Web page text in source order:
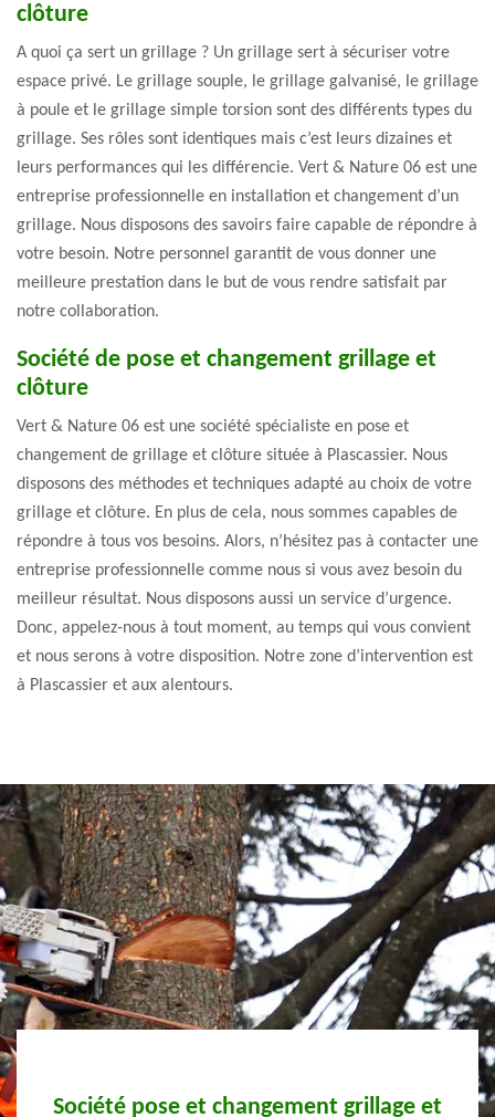
clôture
A quoi ça sert un grillage ? Un grillage sert à sécuriser votre
espace privé. Le grillage souple, le grillage galvanisé, le grillage
à poule et le grillage simple torsion sont des différents types du
grillage. Ses rôles sont identiques mais c’est leurs dizaines et
leurs performances qui les différencie. Vert & Nature 06 est une
entreprise professionnelle en installation et changement d’un
grillage. Nous disposons des savoirs faire capable de répondre à
votre besoin. Notre personnel garantit de vous donner une
meilleure prestation dans le but de vous rendre satisfait par
notre collaboration.
Société de pose et changement grillage et
clôture
Vert & Nature 06 est une société spécialiste en pose et
changement de grillage et clôture située à Plascassier. Nous
disposons des méthodes et techniques adapté au choix de votre
grillage et clôture. En plus de cela, nous sommes capables de
répondre à tous vos besoins. Alors, n’hésitez pas à contacter une
entreprise professionnelle comme nous si vous avez besoin du
meilleur résultat. Nous disposons aussi un service d’urgence.
Donc, appelez-nous à tout moment, au temps qui vous convient
et nous serons à votre disposition. Notre zone d’intervention est
à Plascassier et aux alentours.
Société pose et changement grillage et